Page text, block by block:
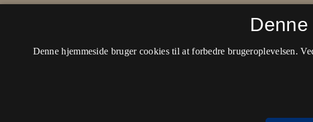
ISSN 2596-4526
Denne hjemmeside bruger cookies til at forbedre brugeroplevelsen.